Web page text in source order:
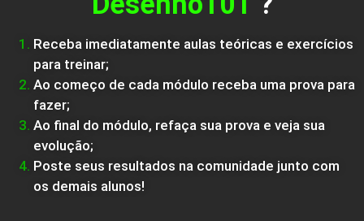
Receba imediatamente aulas teóricas e exercícios
para treinar;
Ao começo de cada módulo receba uma prova para
fazer;
Ao final do módulo, refaça sua prova e veja sua
evolução;
Poste seus resultados na comunidade junto com
os demais alunos!